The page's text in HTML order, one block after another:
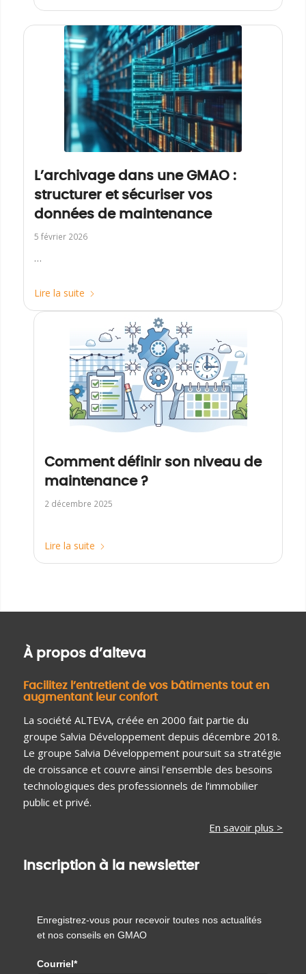
L’archivage dans une GMAO :
structurer et sécuriser vos
données de maintenance
5 février 2026
…
Lire la suite
Comment définir son niveau de
maintenance ?
2 décembre 2025
Lire la suite
À propos d’alteva
Facilitez l’entretient de vos bâtiments tout en
augmentant leur confort
La société ALTEVA, créée en 2000 fait partie du
groupe Salvia Développement depuis décembre 2018.
Le groupe Salvia Développement poursuit sa stratégie
de croissance et couvre ainsi l’ensemble des besoins
technologiques des professionnels de l’immobilier
public et privé.
En savoir plus >
Inscription à la newsletter
Enregistrez-vous pour recevoir toutes nos actualités
et nos conseils en GMAO
Courriel*